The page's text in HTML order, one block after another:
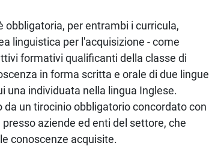
per entrambi i curricula,
linguistica per l'acquisizione - come
formativi qualificanti della classe di
in forma scritta e orale di due lingue
una individuata nella lingua Inglese.
un tirocinio obbligatorio concordato con
aziende ed enti del settore, che
conoscenze acquisite.